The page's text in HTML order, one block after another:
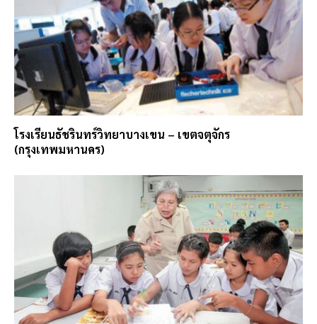
โรงเรียนธัชรินทร์วิทยาบางเขน – เขตจตุจักร
(กรุงเทพมหานคร)